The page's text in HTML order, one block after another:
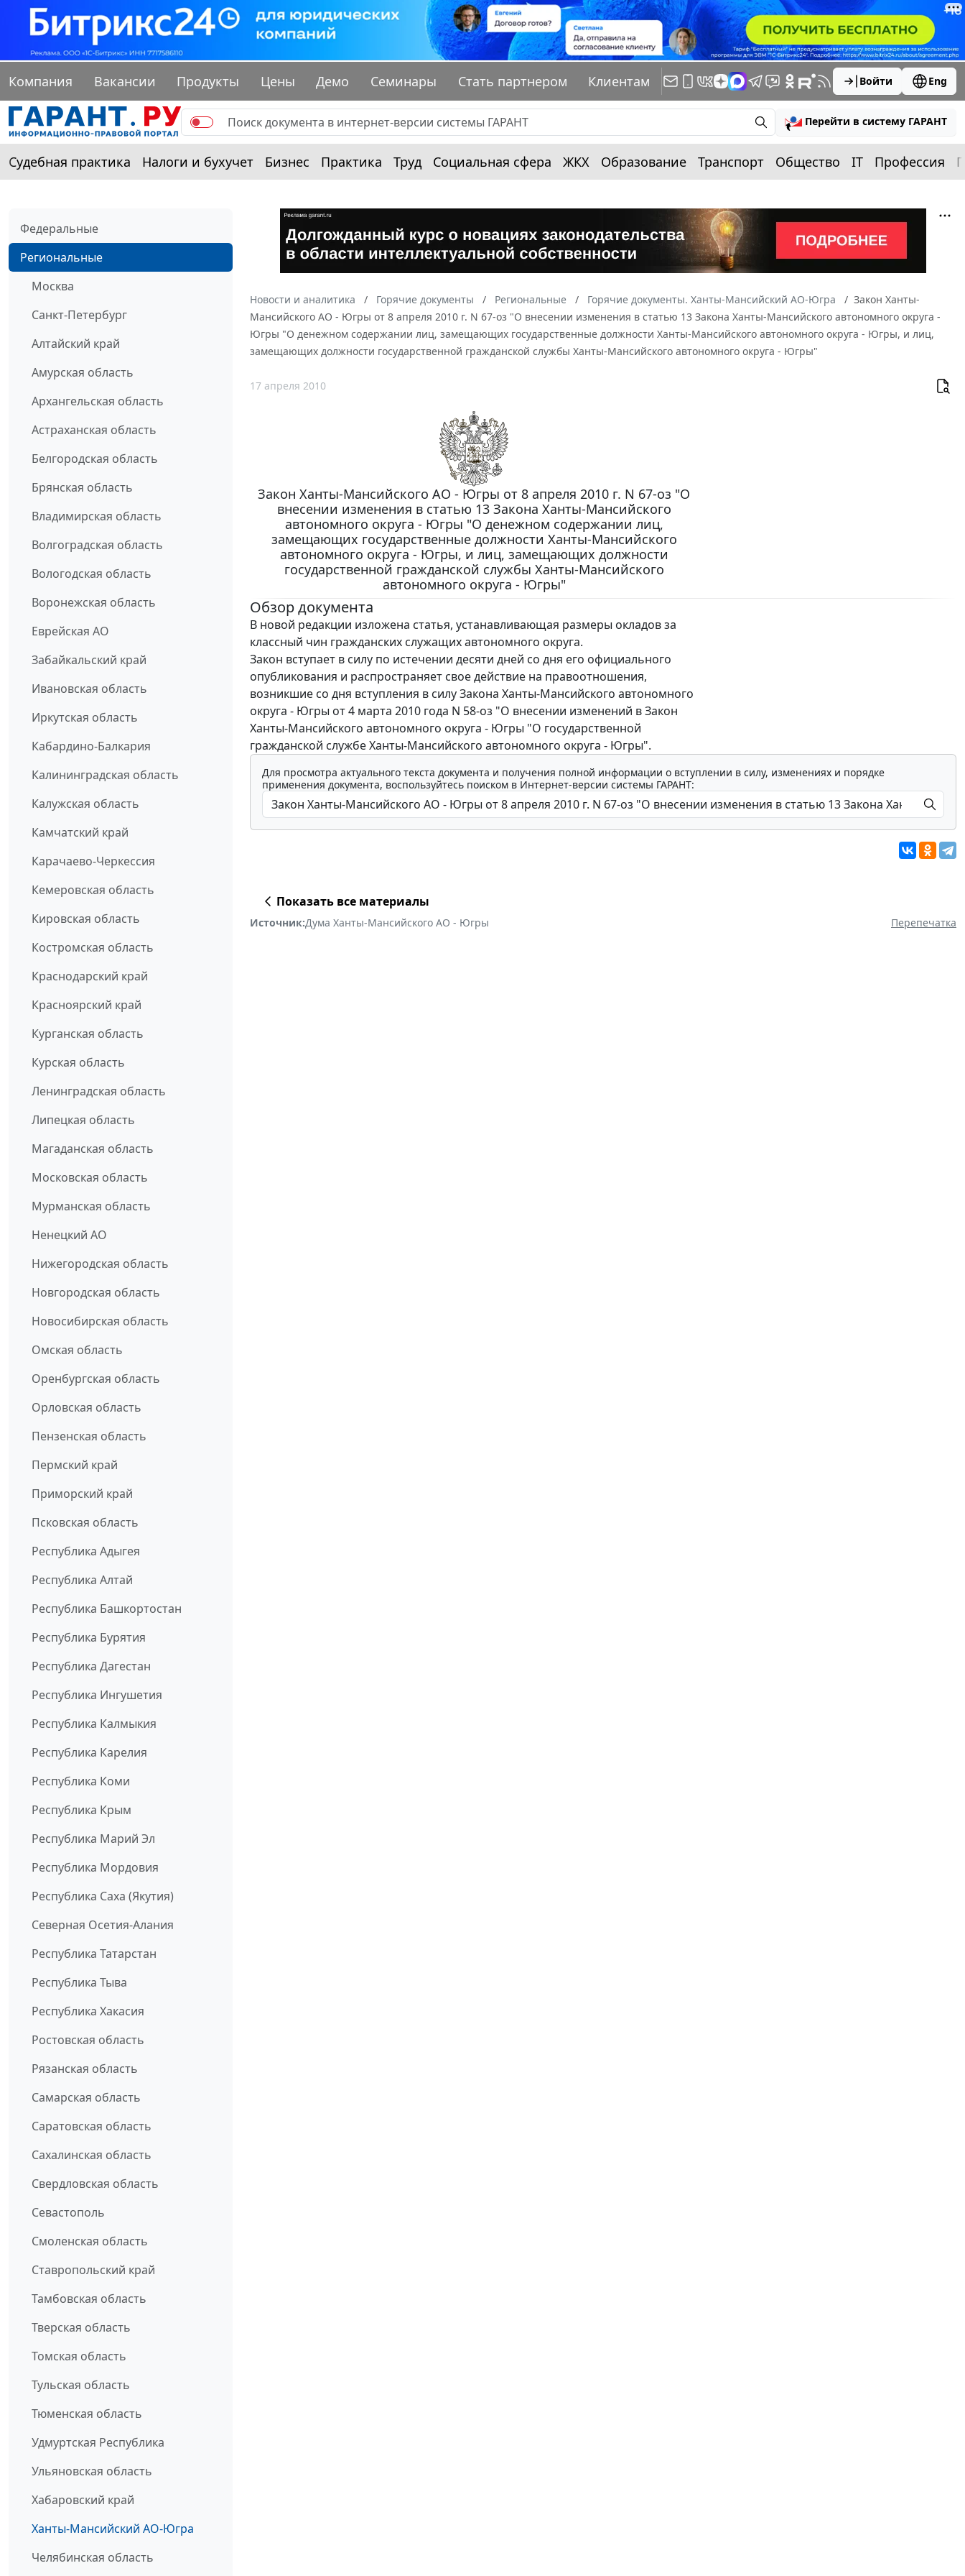
Компания Вакансии Продукты Цены Демо Семинары Стать партнером Клиентам Войти Eng
Перейти в систему ГАРАНТ
Судебная практика Налоги и бухучет Бизнес Практика Труд Социальная сфера ЖКХ Образование Транспорт Общество IT Профессия
Федеральные
Региональные
Москва
Санкт-Петербург
Алтайский край
Амурская область
Архангельская область
Астраханская область
Белгородская область
Брянская область
Владимирская область
Волгоградская область
Вологодская область
Воронежская область
Еврейская АО
Забайкальский край
Ивановская область
Иркутская область
Кабардино-Балкария
Калининградская область
Калужская область
Камчатский край
Карачаево-Черкессия
Кемеровская область
Кировская область
Костромская область
Краснодарский край
Красноярский край
Курганская область
Курская область
Ленинградская область
Липецкая область
Магаданская область
Московская область
Мурманская область
Ненецкий АО
Нижегородская область
Новгородская область
Новосибирская область
Омская область
Оренбургская область
Орловская область
Пензенская область
Пермский край
Приморский край
Псковская область
Республика Адыгея
Республика Алтай
Республика Башкортостан
Республика Бурятия
Республика Дагестан
Республика Ингушетия
Республика Калмыкия
Республика Карелия
Республика Коми
Республика Крым
Республика Марий Эл
Республика Мордовия
Республика Саха (Якутия)
Северная Осетия-Алания
Республика Татарстан
Республика Тыва
Республика Хакасия
Ростовская область
Рязанская область
Самарская область
Саратовская область
Сахалинская область
Свердловская область
Севастополь
Смоленская область
Ставропольский край
Тамбовская область
Тверская область
Томская область
Тульская область
Тюменская область
Удмуртская Республика
Ульяновская область
Хабаровский край
Ханты-Мансийский АО-Югра
Челябинская область
Новости и аналитика Горячие документы Региональные Горячие документы. Ханты-Мансийский АО-Югра
Закон Ханты-
Мансийского АО - Югры от 8 апреля 2010 г. N 67-оз "О внесении изменения в статью 13 Закона Ханты-Мансийского автономного округа -
Югры "О денежном содержании лиц, замещающих государственные должности Ханты-Мансийского автономного округа - Югры, и лиц,
замещающих должности государственной гражданской службы Ханты-Мансийского автономного округа - Югры"
17 апреля 2010
Закон Ханты-Мансийского АО - Югры от 8 апреля 2010 г. N 67-оз "О
внесении изменения в статью 13 Закона Ханты-Мансийского
автономного округа - Югры "О денежном содержании лиц,
замещающих государственные должности Ханты-Мансийского
автономного округа - Югры, и лиц, замещающих должности
государственной гражданской службы Ханты-Мансийского
автономного округа - Югры"
Обзор документа
В новой редакции изложена статья, устанавливающая размеры окладов за
классный чин гражданских служащих автономного округа.
Закон вступает в силу по истечении десяти дней со дня его официального
опубликования и распространяет свое действие на правоотношения,
возникшие со дня вступления в силу Закона Ханты-Мансийского автономного
округа - Югры от 4 марта 2010 года N 58-оз "О внесении изменений в Закон
Ханты-Мансийского автономного округа - Югры "О государственной
гражданской службе Ханты-Мансийского автономного округа - Югры".
Для просмотра актуального текста документа и получения полной информации о вступлении в силу, изменениях и порядке
применения документа, воспользуйтесь поиском в Интернет-версии системы ГАРАНТ:
Показать все материалы
Источник:Дума Ханты-Мансийского АО - Югры Перепечатка